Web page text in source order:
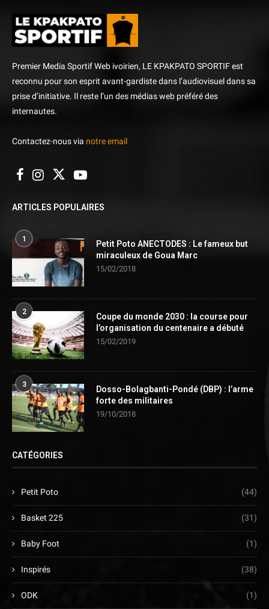
Premier Media Sportif Web ivoirien, LE KPAKPATO SPORTIF est
reconnu pour son esprit avant-gardiste dans l’audiovisuel dans sa
prise d’initiative. Il reste l’un des médias web préféré des
internautes.
Contactez-nous via notre email
ARTICLES POPULAIRES
1
Petit Poto ANECTODES : Le fameux but
miraculeux de Goua Marc
15/02/2018
2
Coupe du monde 2030 : la course pour
l’organisation du centenaire a débuté
15/02/2019
3
Dosso-Bolagbanti-Pondé (DBP) : l’arme
forte des militaires
19/10/2018
CATÉGORIES
Petit Poto (44)
Basket 225 (31)
Baby Foot (1)
Inspirés (38)
ODK (1)